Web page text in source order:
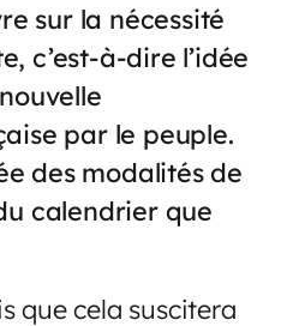
sur la nécessité
c’est-à-dire l’idée
par le peuple.
des modalités de
calendrier que
que cela suscitera